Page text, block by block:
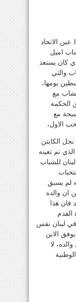
قبل نحو 35 عاماً وتحديداً في العام 1985 عين الاتحاد
اميل
كان يستعد
والتي
يومها،
مع
الحكمة
مع
الاول،
الكابتن
تم تعينه
للشباب
لم يسبق
ان والده
فان هذا
القدم
في لبنان نفس
ان يوفق الابن
لا